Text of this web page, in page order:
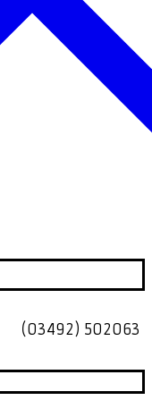
(03492) 502063